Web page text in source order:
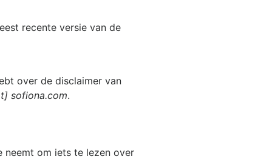
recente versie van de
over de disclaimer van
sofiona.com.
neemt om iets te lezen over